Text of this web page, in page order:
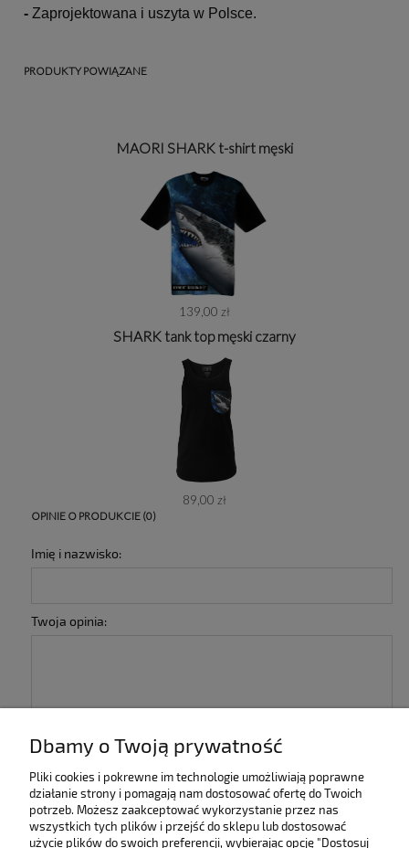
- Zaprojektowana i uszyta w Polsce.
PRODUKTY POWIĄZANE
MAORI SHARK t-shirt męski
139,00 zł
SHARK tank top męski czarny
89,00 zł
OPINIE O PRODUKCIE (0)
Imię i nazwisko:
Twoja opinia:
INFORMACJE
Dbamy o Twoją prywatność
Pliki cookies i pokrewne im technologie umożliwiają poprawne
działanie strony i pomagają nam dostosować ofertę do Twoich
potrzeb. Możesz zaakceptować wykorzystanie przez nas
wszystkich tych plików i przejść do sklepu lub dostosować
użycie plików do swoich preferencji, wybierając opcję "Dostosuj